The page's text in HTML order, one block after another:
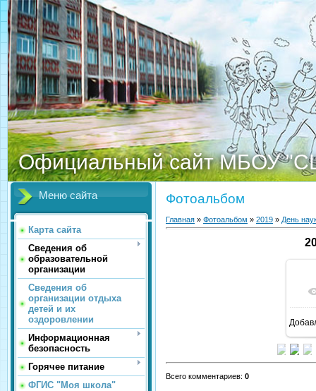
Официальный сайт МБОУ
Меню сайта
Карта сайта
Сведения об
образовательной
организации
Сведения об
организации отдыха
детей и их
оздоровлении
Информационная
безопасность
Горячее питание
ФГИС "Моя школа"
Фотоальбом
Главная » Фотоальбом » 2019 » День
Всего комментариев: 0